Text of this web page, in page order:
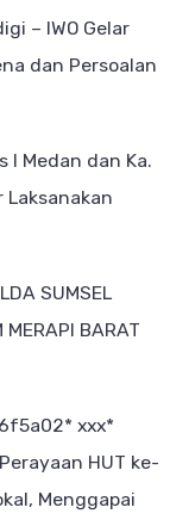
– IWO Gelar
dan Persoalan
I Medan dan Ka.
Laksanakan
SUMSEL
MERAPI BARAT
ххх*
HUT ke-
Menggapai